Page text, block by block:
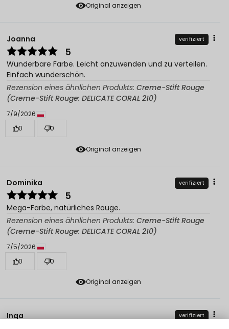
Original anzeigen
Original anzeigen
Joanna verifiziert
5
Wunderbare Farbe. Leicht anzuwenden und zu verteilen.
Einfach wunderschön.
Rezension eines ähnlichen Produkts: Creme-Stift Rouge
(Creme-Stift Rouge: DELICATE CORAL 210)
7/9/2026
0
0
Original anzeigen
Dominika verifiziert
5
Mega-Farbe, natürliches Rouge.
Rezension eines ähnlichen Produkts: Creme-Stift Rouge
(Creme-Stift Rouge: DELICATE CORAL 210)
7/5/2026
0
0
Inga verifiziert